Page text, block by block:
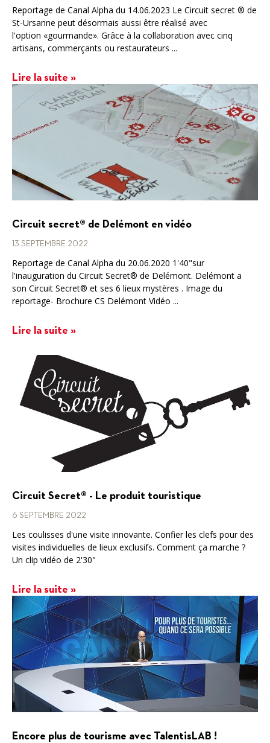
Reportage de Canal Alpha du 14.06.2023 Le Circuit secret ® de
St-Ursanne peut désormais aussi être réalisé avec
l'option «gourmande». Grâce à la collaboration avec cinq
artisans, commerçants ou restaurateurs ...
Lire la suite »
Circuit secret® de Delémont en vidéo
13 SEPTEMBRE 2022
Reportage de Canal Alpha du 20.06.2020 1'40"sur
l'inauguration du Circuit Secret® de Delémont. Delémont a
son Circuit Secret® et ses 6 lieux mystères . Image du
reportage- Brochure CS Delémont Vidéo ...
Lire la suite »
Circuit Secret® - Le produit touristique
6 SEPTEMBRE 2022
Les coulisses d'une visite innovante. Confier les clefs pour des
visites individuelles de lieux exclusifs. Comment ça marche ?
Un clip vidéo de 2'30"
Lire la suite »
Encore plus de tourisme avec TalentisLAB !